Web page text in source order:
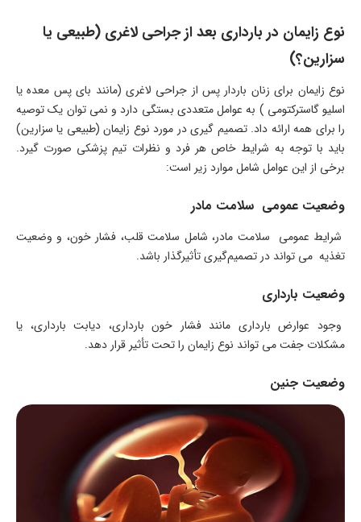
نوع زایمان در بارداری بعد از جراحی لاغری (طبیعی یا
سزارین؟)
نوع زایمان برای زنان باردار پس از جراحی لاغری (مانند بای پس معده یا
اسلیو گاسترکتومی ) به عوامل متعددی بستگی دارد و نمی ‌توان یک توصیه
را برای همه ارائه داد. تصمیم‌ گیری در مورد نوع زایمان (طبیعی یا سزارین)
باید با توجه به شرایط خاص هر فرد و نظرات تیم پزشکی صورت گیرد.
برخی از این عوامل شامل موارد زیر است:
وضعیت عمومی سلامت مادر
شرایط عمومی سلامت مادر، شامل سلامت قلب، فشار خون، و وضعیت
تغذیه می ‌تواند در تصمیم‌گیری تأثیرگذار باشد.
وضعیت بارداری
وجود عوارض بارداری مانند فشار خون بارداری، دیابت بارداری، یا
مشکلات جفت می ‌تواند نوع زایمان را تحت تأثیر قرار دهد.
وضعیت جنین